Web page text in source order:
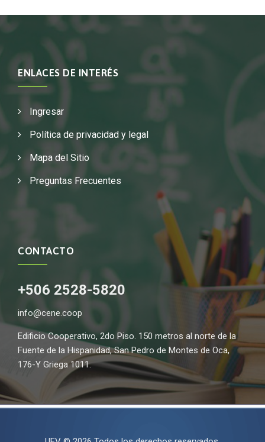
ENLACES DE INTERÉS
Ingresar
Política de privacidad y legal
Mapa del Sitio
Preguntas Frecuentes
CONTACTO
+506 2528-5820
info@cene.coop
Edificio Cooperativo, 2do Piso. 150 metros al norte de la
Fuente de la Hispanidad, San Pedro de Montes de Oca,
176-Y Griega 1011.